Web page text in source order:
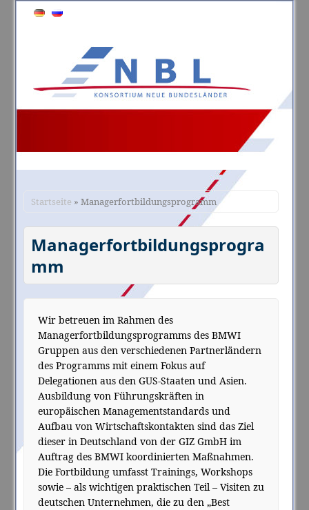
Startseite » Managerfortbildungsprogramm
Managerfortbildungsprogra
mm
Wir betreuen im Rahmen des
Managerfortbildungsprogramms des BMWI
Gruppen aus den verschiedenen Partnerländern
des Programms mit einem Fokus auf
Delegationen aus den GUS-Staaten und Asien.
Ausbildung von Führungskräften in
europäischen Managementstandards und
Aufbau von Wirtschaftskontakten sind das Ziel
dieser in Deutschland von der GIZ GmbH im
Auftrag des BMWI koordinierten Maßnahmen.
Die Fortbildung umfasst Trainings, Workshops
sowie – als wichtigen praktischen Teil – Visiten zu
deutschen Unternehmen, die zu den „Best